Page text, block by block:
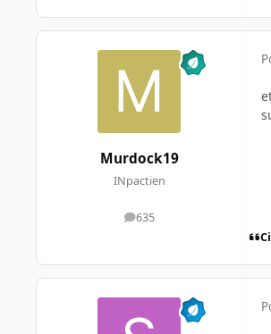
Murdock19
INpactien
635
messages